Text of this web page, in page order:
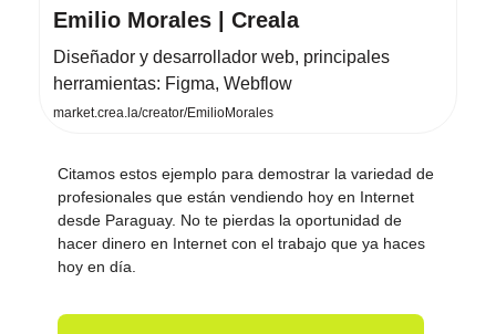
Emilio Morales | Creala
Diseñador y desarrollador web, principales
herramientas: Figma, Webflow
market.crea.la/creator/EmilioMorales
Citamos estos ejemplo para demostrar la variedad de
profesionales que están vendiendo hoy en Internet
desde Paraguay. No te pierdas la oportunidad de
hacer dinero en Internet con el trabajo que ya haces
hoy en día.